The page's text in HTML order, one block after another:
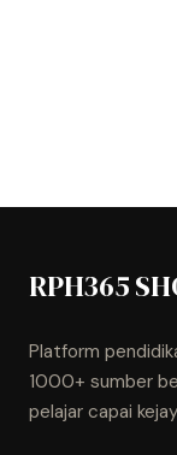
RPH365
Platform
1000+ sumber
pelajar capai